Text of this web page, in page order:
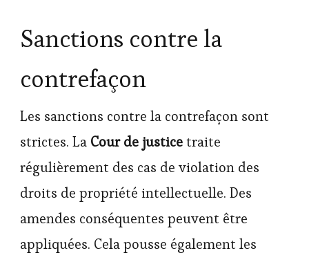
Sanctions contre la
contrefaçon
Les sanctions contre la contrefaçon sont
strictes. La Cour de justicetraite
régulièrement des cas de violation des
droits de propriété intellectuelle. Des
amendes conséquentes peuvent être
appliquées. Cela pousse également les